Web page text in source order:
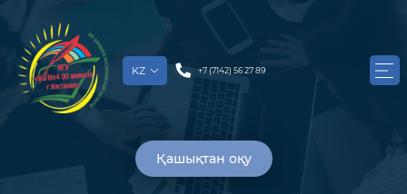
KZ +7 (7142) 56 27 89
Қашықтан оқу